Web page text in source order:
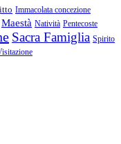
Immacolata concezione
Maestà Natività Pentecoste
Sacra Famiglia Spirito